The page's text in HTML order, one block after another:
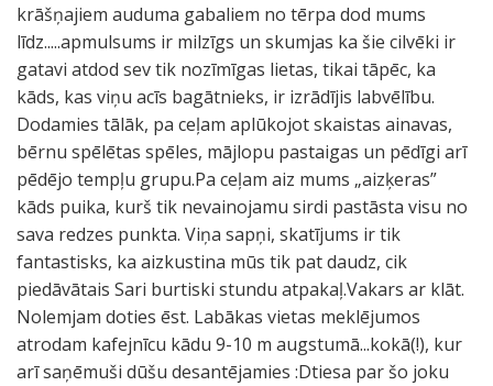
krāšņajiem auduma gabaliem no tērpa dod mums
līdz.....apmulsums ir milzīgs un skumjas ka šie cilvēki ir
gatavi atdod sev tik nozīmīgas lietas, tikai tāpēc, ka
kāds, kas viņu acīs bagātnieks, ir izrādījis labvēlību.
Dodamies tālāk, pa ceļam aplūkojot skaistas ainavas,
bērnu spēlētas spēles, mājlopu pastaigas un pēdīgi arī
pēdējo tempļu grupu.Pa ceļam aiz mums „aizķeras”
kāds puika, kurš tik nevainojamu sirdi pastāsta visu no
sava redzes punkta. Viņa sapņi, skatījums ir tik
fantastisks, ka aizkustina mūs tik pat daudz, cik
piedāvātais Sari burtiski stundu atpakaļ.Vakars ar klāt.
Nolemjam doties ēst. Labākas vietas meklējumos
atrodam kafejnīcu kādu 9-10 m augstumā...kokā(!), kur
arī saņēmuši dūšu desantējamies :Dtiesa par šo joku